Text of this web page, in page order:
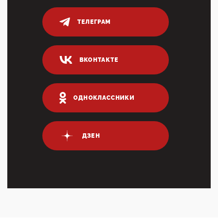
переводах по ...
03:35, 10 Апреля 2026
Суммарное вознаграждение менеджменту в 15
крупных банках по итогам 2025 года превысило 63
млрд руб. ...
03:01, 10 Апреля 2026
что союзники просили Киев не наносить удары по
энергети...
01:54, 10 Апреля 2026
ПрезидентПутинвчера вечером обьявил
Пасхальное перемирие с 16 часов субботы до конца
дня Воскресен...
01:09, 10 Апреля 2026
ТЕЛЕГРАМ
ВКОНТАКТЕ
ОДНОКЛАССНИКИ
ДЗЕН